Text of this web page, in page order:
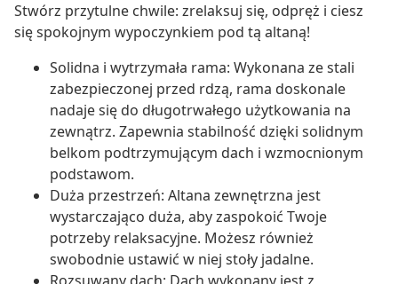
Stwórz przytulne chwile: zrelaksuj się, odpręż i ciesz
się spokojnym wypoczynkiem pod tą altaną!
Solidna i wytrzymała rama: Wykonana ze stali
zabezpieczonej przed rdzą, rama doskonale
nadaje się do długotrwałego użytkowania na
zewnątrz. Zapewnia stabilność dzięki solidnym
belkom podtrzymującym dach i wzmocnionym
podstawom.
Duża przestrzeń: Altana zewnętrzna jest
wystarczająco duża, aby zaspokoić Twoje
potrzeby relaksacyjne. Możesz również
swobodnie ustawić w niej stoły jadalne.